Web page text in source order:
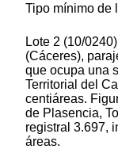
Tipo mínimo de
Lote 2 (10/
(Cáceres),
que ocupa una
Territorial del
centiáreas.
de Plasencia,
registral 3.697,
áreas.